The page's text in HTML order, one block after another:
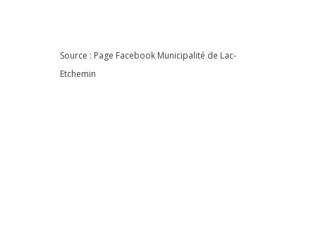
Source : Page Facebook Municipalité de Lac-
Etchemin